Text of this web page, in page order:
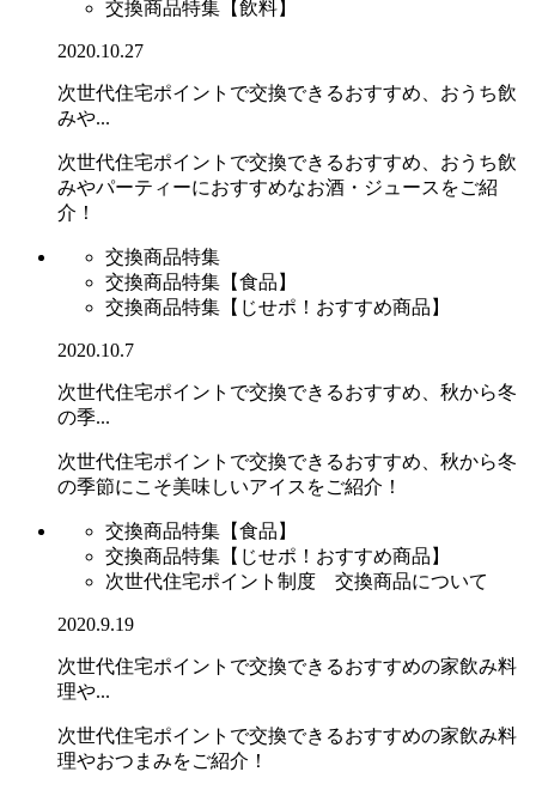
交換商品特集【飲料】
2020.10.27
次世代住宅ポイントで交換できるおすすめ、おうち飲
みや...
次世代住宅ポイントで交換できるおすすめ、おうち飲
みやパーティーにおすすめなお酒・ジュースをご紹
介！
交換商品特集
交換商品特集【食品】
交換商品特集【じせポ！おすすめ商品】
2020.10.7
次世代住宅ポイントで交換できるおすすめ、秋から冬
の季...
次世代住宅ポイントで交換できるおすすめ、秋から冬
の季節にこそ美味しいアイスをご紹介！
交換商品特集【食品】
交換商品特集【じせポ！おすすめ商品】
次世代住宅ポイント制度 交換商品について
2020.9.19
次世代住宅ポイントで交換できるおすすめの家飲み料
理や...
次世代住宅ポイントで交換できるおすすめの家飲み料
理やおつまみをご紹介！